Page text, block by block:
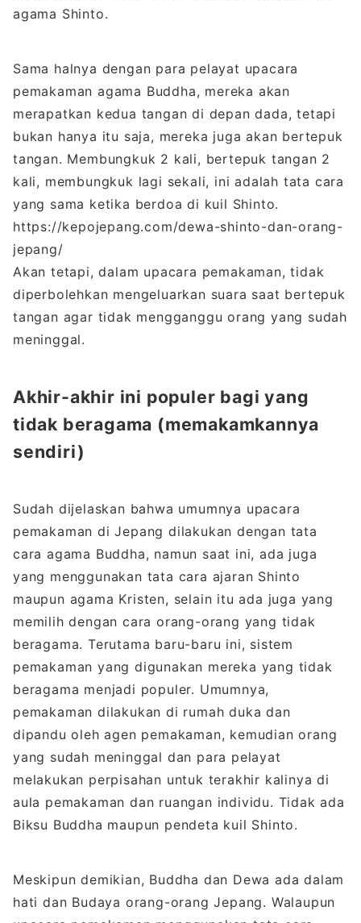
agama Shinto.
Sama halnya dengan para pelayat upacara
pemakaman agama Buddha, mereka akan
merapatkan kedua tangan di depan dada, tetapi
bukan hanya itu saja, mereka juga akan bertepuk
tangan. Membungkuk 2 kali, bertepuk tangan 2
kali, membungkuk lagi sekali, ini adalah tata cara
yang sama ketika berdoa di kuil Shinto.
https://kepojepang.com/dewa-shinto-dan-orang-
jepang/
Akan tetapi, dalam upacara pemakaman, tidak
diperbolehkan mengeluarkan suara saat bertepuk
tangan agar tidak mengganggu orang yang sudah
meninggal.
Akhir-akhir ini populer bagi yang
tidak beragama (memakamkannya
sendiri)
Sudah dijelaskan bahwa umumnya upacara
pemakaman di Jepang dilakukan dengan tata
cara agama Buddha, namun saat ini, ada juga
yang menggunakan tata cara ajaran Shinto
maupun agama Kristen, selain itu ada juga yang
memilih dengan cara orang-orang yang tidak
beragama. Terutama baru-baru ini, sistem
pemakaman yang digunakan mereka yang tidak
beragama menjadi populer. Umumnya,
pemakaman dilakukan di rumah duka dan
dipandu oleh agen pemakaman, kemudian orang
yang sudah meninggal dan para pelayat
melakukan perpisahan untuk terakhir kalinya di
aula pemakaman dan ruangan individu. Tidak ada
Biksu Buddha maupun pendeta kuil Shinto.
Meskipun demikian, Buddha dan Dewa ada dalam
hati dan Budaya orang-orang Jepang. Walaupun